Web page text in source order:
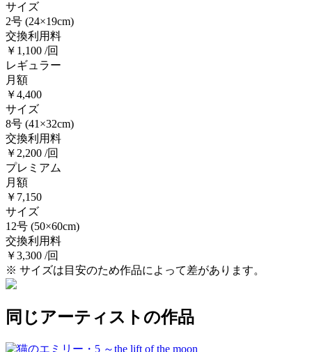
サイズ
2号 (24×19cm)
交換利用料
￥1,100 /回
レギュラー
月額
￥4,400
サイズ
8号 (41×32cm)
交換利用料
￥2,200 /回
プレミアム
月額
￥7,150
サイズ
12号 (50×60cm)
交換利用料
￥3,300 /回
※ サイズは目安のため作品によって差があります。
同じアーティストの作品